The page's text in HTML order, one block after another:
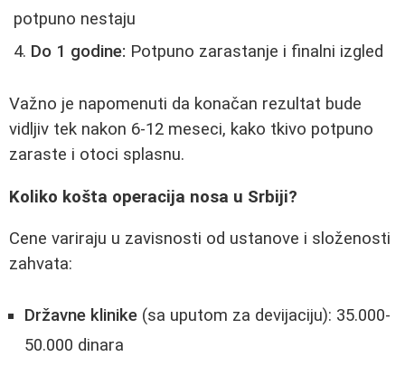
potpuno nestaju
Do 1 godine: Potpuno zarastanje i finalni izgled
Važno je napomenuti da konačan rezultat bude
vidljiv tek nakon 6-12 meseci, kako tkivo potpuno
zaraste i otoci splasnu.
Koliko košta operacija nosa u Srbiji?
Cene variraju u zavisnosti od ustanove i složenosti
zahvata:
Državne klinike (sa uputom za devijaciju): 35.000-
50.000 dinara